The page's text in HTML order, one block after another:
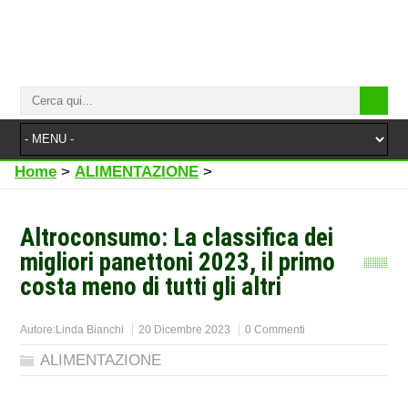
Home > ALIMENTAZIONE >
Altroconsumo: La classifica dei
migliori panettoni 2023, il primo
costa meno di tutti gli altri
Autore:Linda Bianchi 20 Dicembre 2023 0 Commenti
ALIMENTAZIONE